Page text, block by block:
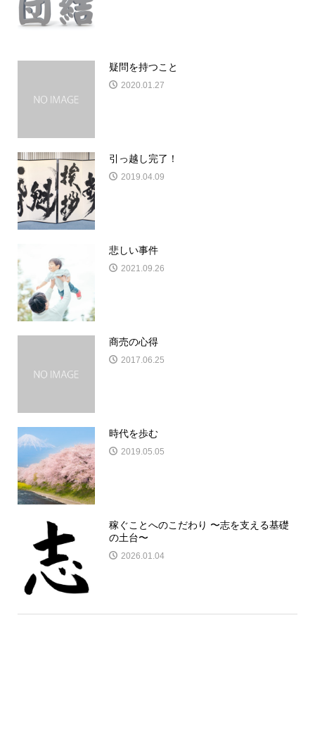
疑問を持つこと
2020.01.27
引っ越し完了！
2019.04.09
悲しい事件
2021.09.26
商売の心得
2017.06.25
時代を歩む
2019.05.05
稼ぐことへのこだわり 〜志を支える基礎
の土台〜
2026.01.04